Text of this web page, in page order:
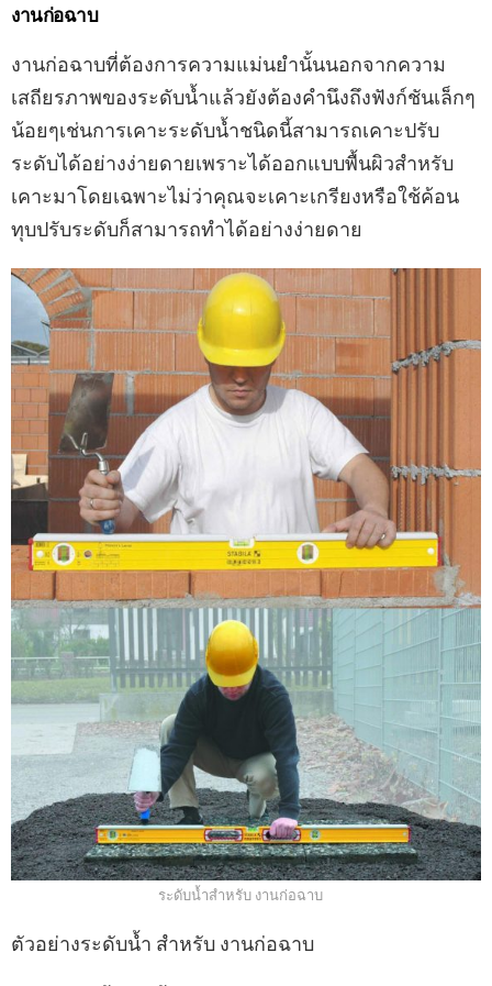
งานก่อฉาบ
งานก่อฉาบที่ต้องการความแม่นยำนั้นนอกจากความ
เสถียรภาพของระดับน้ำแล้วยังต้องคำนึงถึงฟังก์ชันเล็กๆ
น้อยๆเช่นการเคาะระดับน้ำชนิดนี้สามารถเคาะปรับ
ระดับได้อย่างง่ายดายเพราะได้ออกแบบพื้นผิวสำหรับ
เคาะมาโดยเฉพาะไม่ว่าคุณจะเคาะเกรียงหรือใช้ค้อน
ทุบปรับระดับก็สามารถทำได้อย่างง่ายดาย
ระดับน้ำสำหรับ งานก่อฉาบ
ตัวอย่างระดับน้ำ สำหรับ งานก่อฉาบ